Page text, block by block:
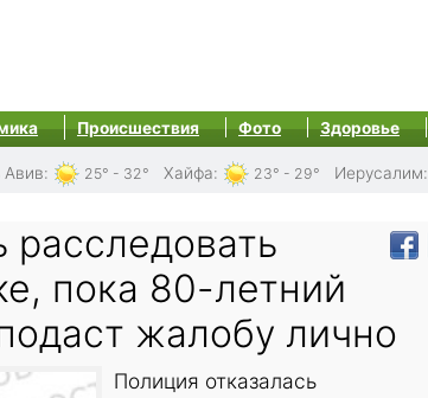
Происшествия Фото Здоровье
Авив: 25° - 32° Хайфа: 23° - 29° Иерусалим:
расследовать
пока 80-летний
жалобу лично
Полиция отказалась